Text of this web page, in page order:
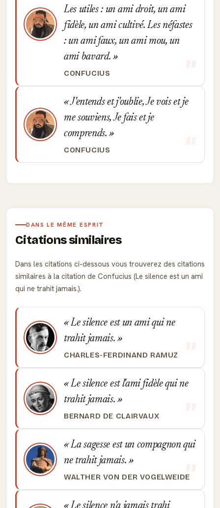
Les utiles : un ami droit, un ami
fidèle, un ami cultivé. Les néfastes
: un ami faux, un ami mou, un
ami bavard.
CONFUCIUS
J'entends et j'oublie, Je vois et je
me souviens, Je fais et je
comprends.
CONFUCIUS
DANS LE MÊME ESPRIT
Citations similaires
Dans les citations ci-dessous vous trouverez des citations
similaires à la citation de Confucius (Le silence est un ami
qui ne trahit jamais.).
Le silence est un ami qui ne
trahit jamais.
CHARLES-FERDINAND RAMUZ
Le silence est l'ami fidèle qui ne
trahit jamais.
BERNARD DE CLAIRVAUX
La sagesse est un compagnon qui
ne trahit jamais.
WALTHER VON DER VOGELWEIDE